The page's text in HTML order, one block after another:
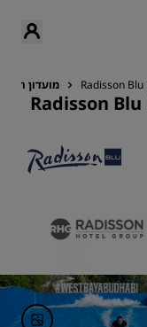
Radisson מועדון חוף
Radisson